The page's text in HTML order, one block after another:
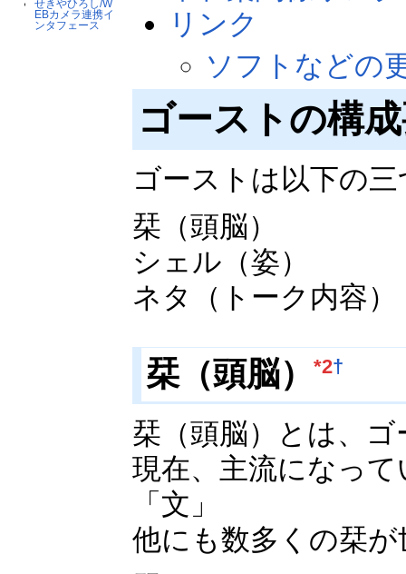
せきやひろし/W
EBカメラ連携イ
ンタフェース
リンク
ソフトなどの
ゴーストの構
ゴーストは以下の
栞（頭脳）
シェル（姿）
ネタ（トーク内容）
栞（頭脳） *2†
栞（頭脳）とは、
現在、主流になっ
「文」
他にも数多くの栞